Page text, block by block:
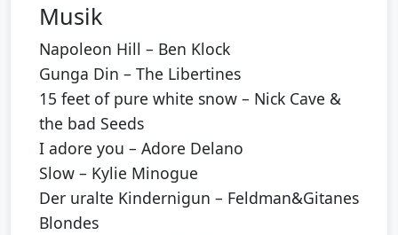
Musik
Napoleon Hill – Ben Klock
Gunga Din – The Libertines
15 feet of pure white snow – Nick Cave &
the bad Seeds
I adore you – Adore Delano
Slow – Kylie Minogue
Der uralte Kindernigun – Feldman&Gitanes
Blondes